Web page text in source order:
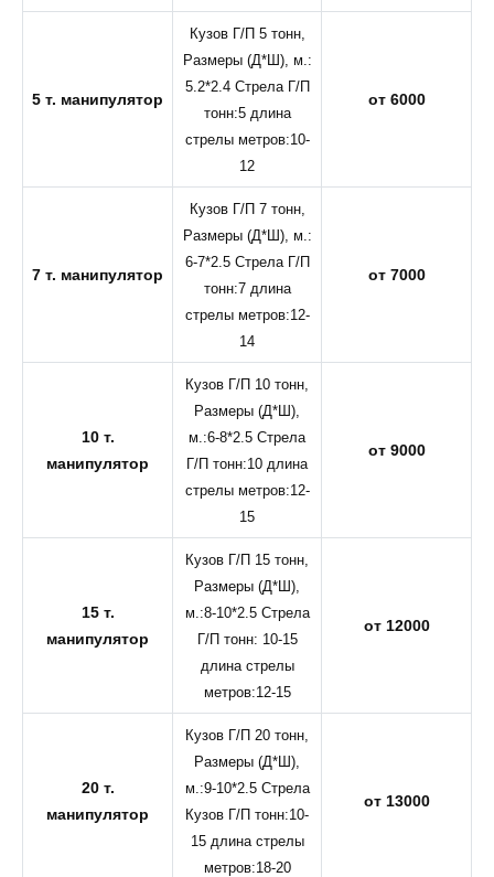
5 т. манипулятор
Кузов Г/П 5 тонн,
Размеры (Д*Ш), м.:
5.2*2.4 Стрела Г/П
тонн:5 длина
стрелы метров:10-
12
от 6000
7 т. манипулятор
Кузов Г/П 7 тонн,
Размеры (Д*Ш), м.:
6-7*2.5 Стрела Г/П
тонн:7 длина
стрелы метров:12-
14
от 7000
10 т.
манипулятор
Кузов Г/П 10 тонн,
Размеры (Д*Ш),
м.:6-8*2.5 Стрела
Г/П тонн:10 длина
стрелы метров:12-
15
от 9000
15 т.
манипулятор
Кузов Г/П 15 тонн,
Размеры (Д*Ш),
м.:8-10*2.5 Стрела
Г/П тонн: 10-15
длина стрелы
метров:12-15
от 12000
20 т.
манипулятор
Кузов Г/П 20 тонн,
Размеры (Д*Ш),
м.:9-10*2.5 Стрела
Кузов Г/П тонн:10-
15 длина стрелы
метров:18-20
от 13000